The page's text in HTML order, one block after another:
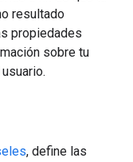
resultado
propiedades
sobre tu
, define las